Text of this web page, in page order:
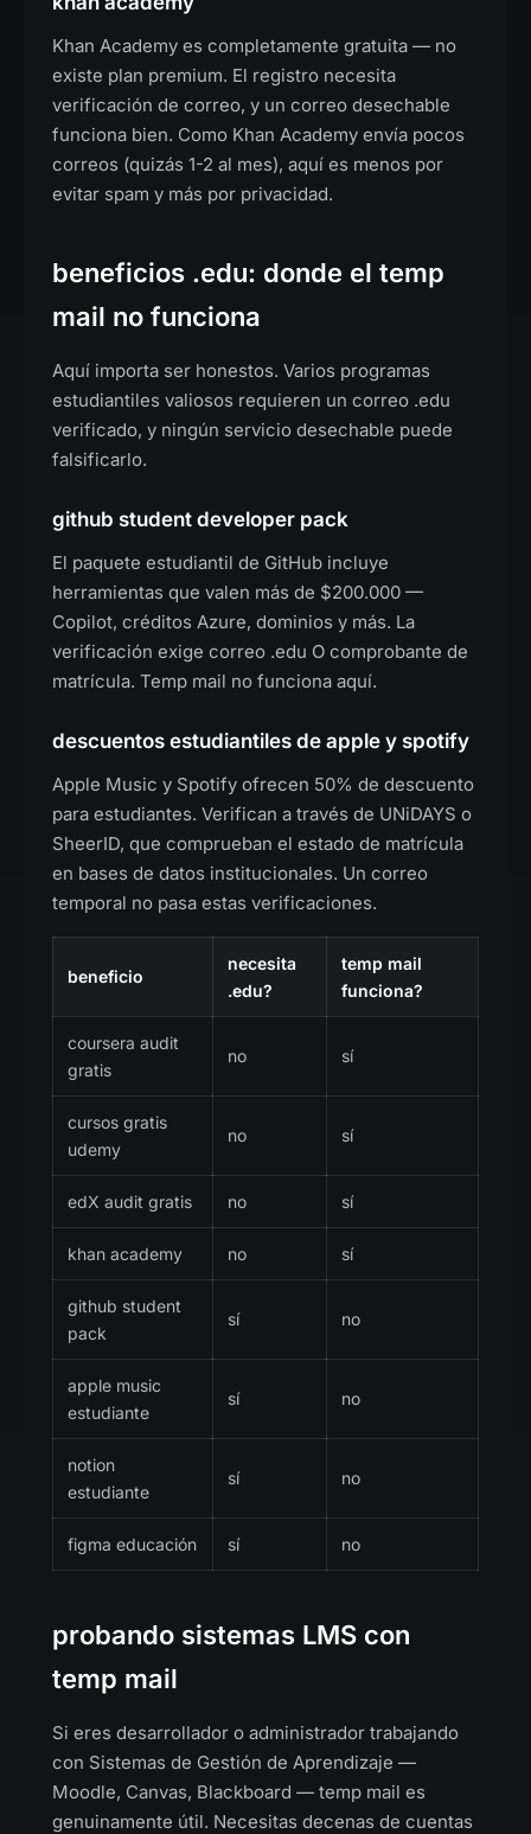
Khan Academy es completamente gratuita — no
existe plan premium. El registro necesita
verificación de correo, y un correo desechable
funciona bien. Como Khan Academy envía pocos
correos (quizás 1-2 al mes), aquí es menos por
evitar spam y más por privacidad.
beneficios .edu: donde el temp
mail no funciona
Aquí importa ser honestos. Varios programas
estudiantiles valiosos requieren un correo .edu
verificado, y ningún servicio desechable puede
falsificarlo.
github student developer pack
El paquete estudiantil de GitHub incluye
herramientas que valen más de $200.000 —
Copilot, créditos Azure, dominios y más. La
verificación exige correo .edu O comprobante de
matrícula. Temp mail no funciona aquí.
descuentos estudiantiles de apple y spotify
Apple Music y Spotify ofrecen 50% de descuento
para estudiantes. Verifican a través de UNiDAYS o
SheerID, que comprueban el estado de matrícula
en bases de datos institucionales. Un correo
temporal no pasa estas verificaciones.
beneficio
necesita
.edu?
temp mail
funciona?
coursera audit
gratis
no sí
cursos gratis
udemy
no sí
edX audit gratis no sí
khan academy no sí
github student
pack
sí no
apple music
estudiante
sí no
notion
estudiante
sí no
figma educación sí no
probando sistemas LMS con
temp mail
Si eres desarrollador o administrador trabajando
con Sistemas de Gestión de Aprendizaje —
Moodle, Canvas, Blackboard — temp mail es
genuinamente útil. Necesitas decenas de cuentas